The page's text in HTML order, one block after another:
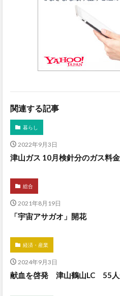
関連する記事
暮らし
2022年9月3日
津山ガス 10月検針分のガス料
総合
2021年8月19日
「宇宙アサガオ」開花
経済・産業
2024年9月3日
献血を啓発 津山鶴山LC 55人